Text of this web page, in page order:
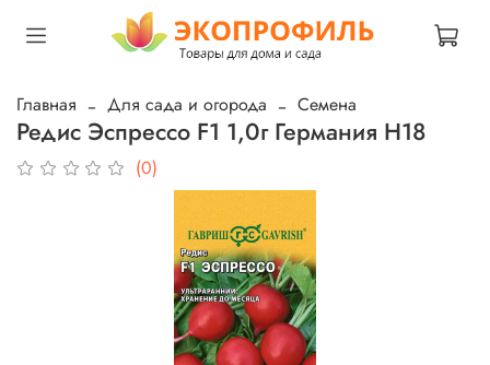
Главная Для сада и огорода Семена
Редис Эспрессо F1 1,0г Германия Н18
(0)